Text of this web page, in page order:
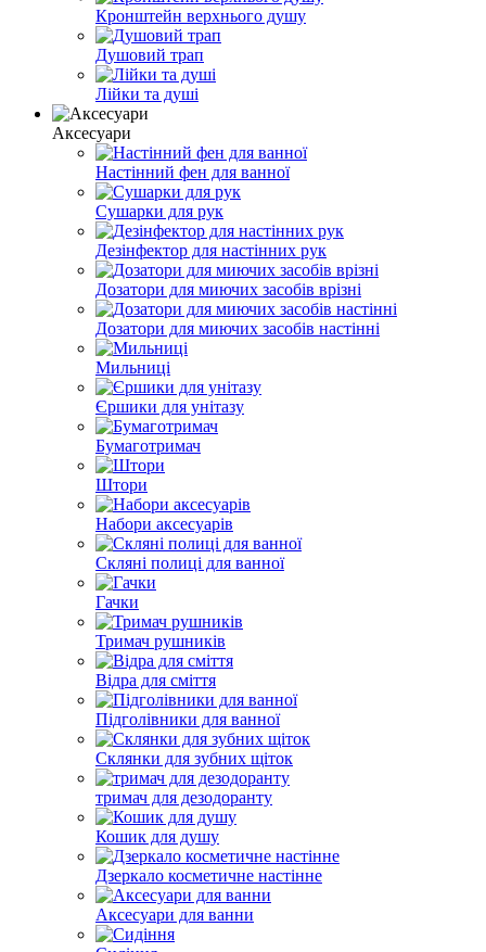
Кронштейн верхнього душу
Душовий трап
Лійки та душі
Аксесуари
Настінний фен для ванної
Сушарки для рук
Дезінфектор для настінних рук
Дозатори для миючих засобів врізні
Дозатори для миючих засобів настінні
Мильниці
Єршики для унітазу
Бумаготримач
Штори
Набори аксесуарів
Скляні полиці для ванної
Гачки
Тримач рушників
Відра для сміття
Підголівники для ванної
Склянки для зубних щіток
тримач для дезодоранту
Кошик для душу
Дзеркало косметичне настінне
Аксесуари для ванни